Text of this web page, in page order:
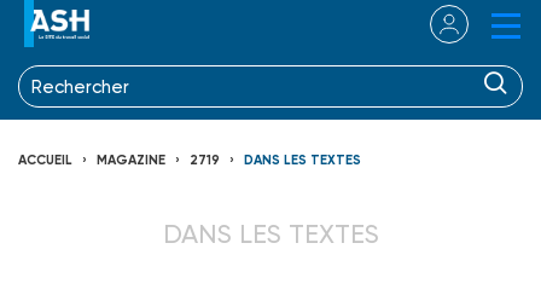
ACCUEIL MAGAZINE 2719 DANS LES TEXTES
DANS LES TEXTES